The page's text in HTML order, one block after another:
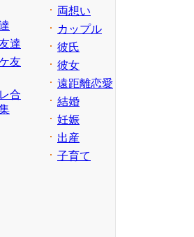
達
友
合
両想い
カップル
彼氏
彼女
遠距離恋愛
結婚
妊娠
出産
子育て